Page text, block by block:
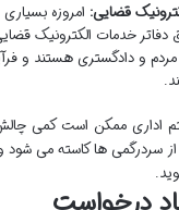
قضایی: امروزه
دفاتر خدمات الکترونیک
مردم و دادگستری هستند و
اداری ممکن است کمی چالش
سردرگمی ها کاسته می شود